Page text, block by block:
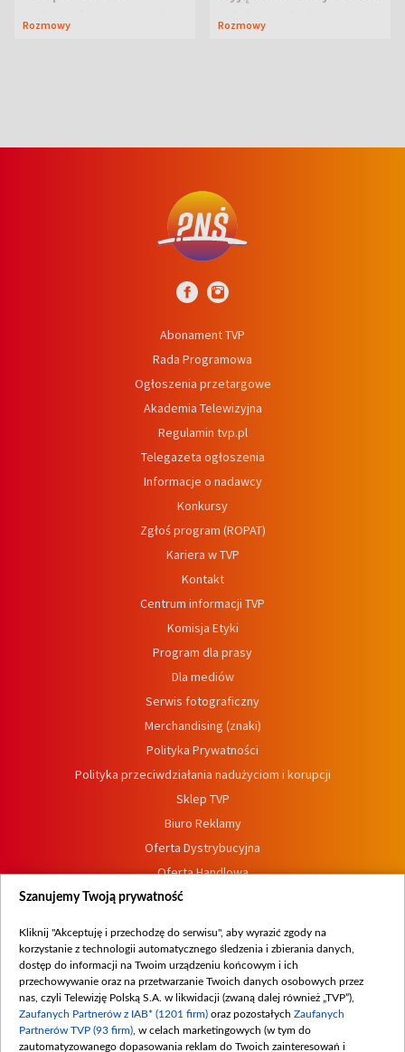
uwierzyć, co przeszła
Rozmowy
szlaku czekał
Rozmowy
Abonament TVP
Rada Programowa
Ogłoszenia przetargowe
Akademia Telewizyjna
Regulamin tvp.pl
Telegazeta ogłoszenia
Informacje o nadawcy
Konkursy
Zgłoś program (ROPAT)
Kariera w TVP
Kontakt
Centrum informacji TVP
Komisja Etyki
Program dla prasy
Dla mediów
Serwis fotograficzny
Merchandising (znaki)
Polityka Prywatności
Polityka przeciwdziałania nadużyciom i korupcji
Sklep TVP
Biuro Reklamy
Oferta Dystrybucyjna
Oferta Handlowa
Dostępność
Procedura zgłoszeń wewnętrznych
Szanujemy Twoją prywatność
Kliknij "Akceptuję i przechodzę do serwisu", aby wyrazić zgody na
korzystanie z technologii automatycznego śledzenia i zbierania danych,
dostęp do informacji na Twoim urządzeniu końcowym i ich
przechowywanie oraz na przetwarzanie Twoich danych osobowych przez
nas, czyli Telewizję Polską S.A. w likwidacji (zwaną dalej również „TVP”),
Zaufanych Partnerów z IAB* (1201 firm) oraz pozostałych Zaufanych
Partnerów TVP (93 firm) , w celach marketingowych (w tym do
zautomatyzowanego dopasowania reklam do Twoich zainteresowań i